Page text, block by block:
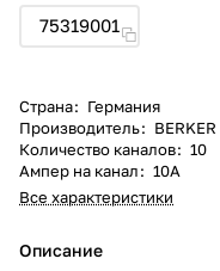
75319001
Страна: Германия
Производитель: BERKER
Количество каналов: 10
Ампер на канал: 10А
Все характеристики
Описание